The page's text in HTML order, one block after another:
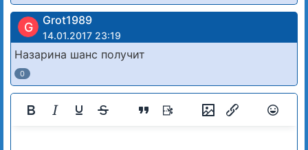
G Grot1989
14.01.2017 23:19
Назарина шанс получит
0